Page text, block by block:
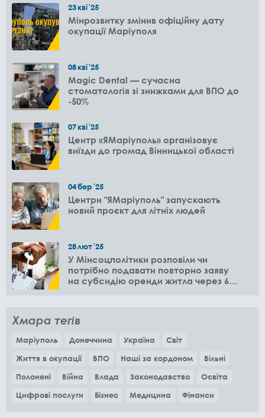
23кві'25
Мінрозвитку змінив офіційну дату
окупації Маріуполя
08кві'25
Magic Dental — сучасна
стоматологія зі знижками для ВПО до
-50%
07кві'25
Центр «ЯМаріуполь» організовує
виїзди до громад Вінницької області
04бер'25
Центри "ЯМаріуполь" запускають
новий проєкт для літніх людей
28лют'25
У Мінсоцполітики розповіли чи
потрібно подавати повторно заяву
на субсидію оренди житла через 6
Хмара тегів
Маріуполь Донеччина Україна
Світ
Життя в окупації
ВПО Наші за кордоном
Вільні
Полонені
Війна Влада Законодавство
Освіта
Цифрові послуги
Бізнес Медицина Фінанси